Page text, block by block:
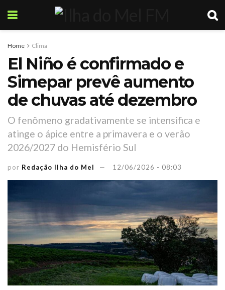
Home Clima
El Niño é confirmado e
Simepar prevê aumento
de chuvas até dezembro
O fenômeno gradativamente se intensifica e
atinge o ápice entre a primavera e o verão
2026/2027 do Hemisfério Sul
por Redação Ilha do Mel 12/06/2026 - 08:03